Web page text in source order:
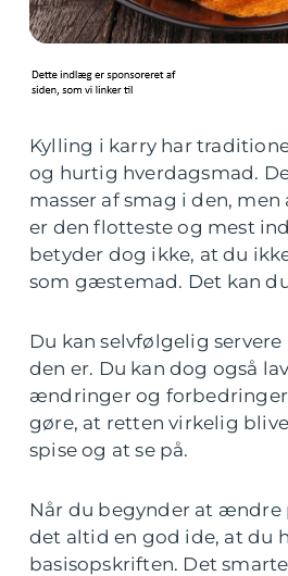
Kylling i karry har
og hurtig hverdagsmad.
masser af smag i den,
er den flotteste og mest
betyder dog ikke, at du
som gæstemad. Det kan
Du kan selvfølgelig
den er. Du kan dog også
ændringer og
gøre, at retten virkelig
spise og at se på.
Når du begynder at ændre
det altid en god ide, at du
basisopskriften. Det